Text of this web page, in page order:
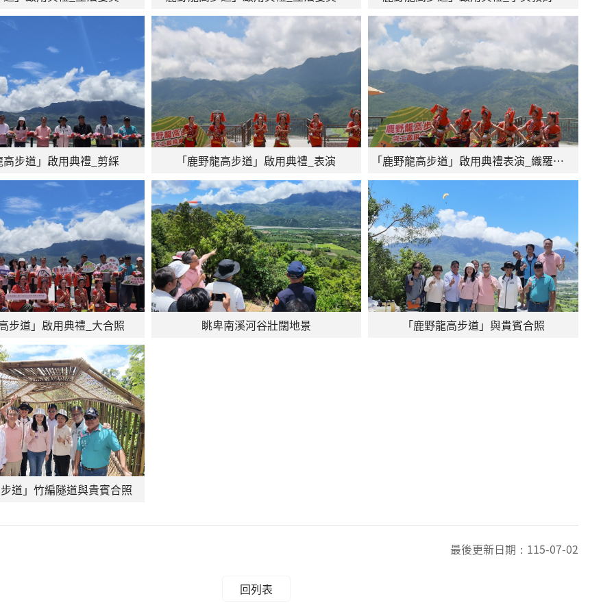
步道」啟用典禮_剪綵 「鹿野龍高步道」啟用典禮_表演 「鹿野龍高步道」啟用典禮表演_織羅文化舞蹈團
步道」啟用典禮_大合照 眺卑南溪河谷壯闊地景 「鹿野龍高步道」與貴賓合照
道」竹編隧道與貴賓合照
最後更新日期： 115-07-02
回列表